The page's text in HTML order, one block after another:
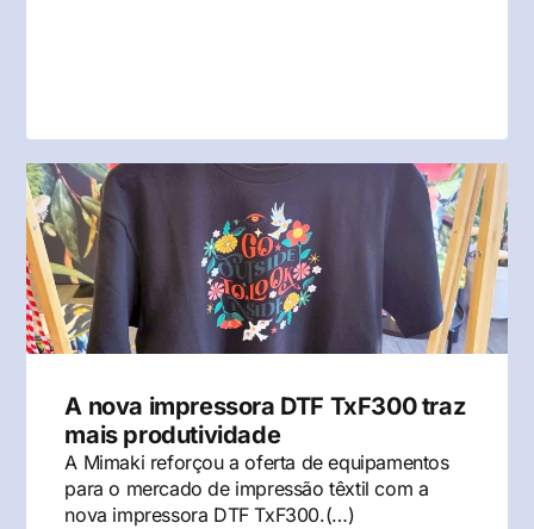
A nova impressora DTF TxF300 traz
mais produtividade
A Mimaki reforçou a oferta de equipamentos
para o mercado de impressão têxtil com a
nova impressora DTF TxF300.(…)